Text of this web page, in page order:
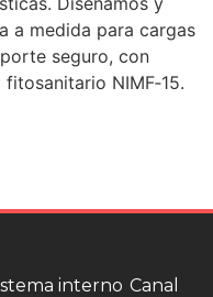
a medida para cargas
seguro, con
NIMF‑15.
interno Canal